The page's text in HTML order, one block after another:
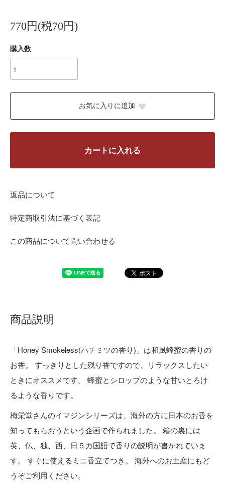
770円(税70円)
購入数
お気に入りに追加
カートに入れる
返品について
特定商取引法に基づく表記
この商品について問い合わせる
商品説明
「Honey Smokeless(ハチミツの香り)」は和風蜂蜜の香りの
お香。 すっきりとした残り香ですので、リラックスしたい
ときにオススメです。 蜂蜜とシロップのような甘いとろけ
るような香りです。
梅栄堂さんのイマジンシリーズは、海外の方に日本のお香を
知ってもらおうという企画で作られました。 箱の裏には
英、仏、独、西、日５カ国語で香りの説明が書かれていま
す。 すぐに使えるミニ香立てつき。 海外へのお土産にもど
うぞご利用ください。